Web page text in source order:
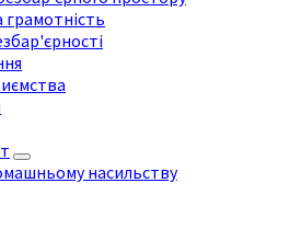
грамотність
насильству